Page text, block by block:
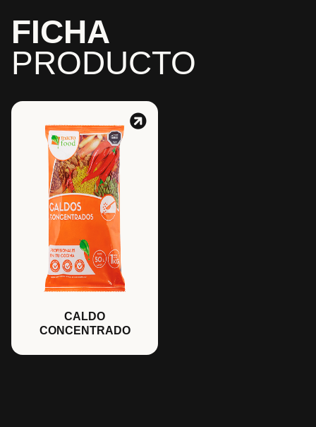
FICHA
PRODUCTO
CALDO
CONCENTRADO